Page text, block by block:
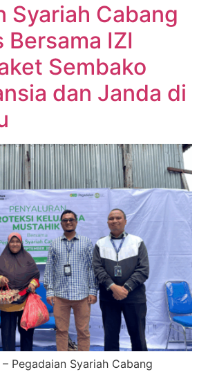
Syariah Cabang
IZI
Sembako
dan Janda di
Pegadaian Syariah Cabang